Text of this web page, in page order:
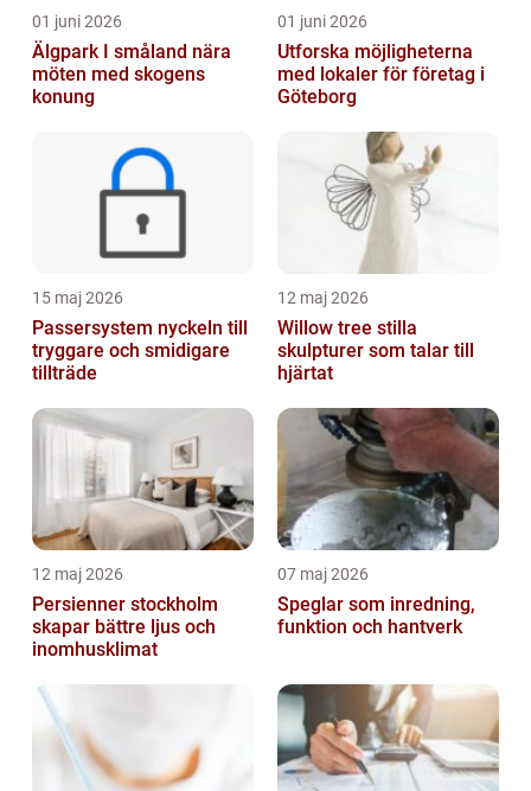
01 juni 2026
Älgpark I småland nära
möten med skogens
konung
01 juni 2026
Utforska möjligheterna
med lokaler för företag i
Göteborg
15 maj 2026
Passersystem nyckeln till
tryggare och smidigare
tillträde
12 maj 2026
Willow tree stilla
skulpturer som talar till
hjärtat
12 maj 2026
Persienner stockholm
skapar bättre ljus och
inomhusklimat
07 maj 2026
Speglar som inredning,
funktion och hantverk